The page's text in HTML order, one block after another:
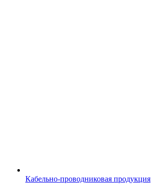
Кабельно-проводниковая продукция